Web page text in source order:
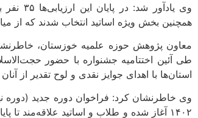
همچنین بخش ویژه اساتید انتخاب شدند که از میان، دو اثر مربوط
معاون پژوهش حوزه علمیه خوزستان،
طی آئین اختتامیه جشنواره با حضور
استان‌ها با اهدای جوایز نقدی و لوح تقدیر از
وی خاطرنشان کرد: فراخوان دوره جدید (دوره